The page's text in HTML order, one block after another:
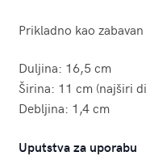
Prikladno kao
Duljina: 16,5 cm
Širina: 11 cm (najširi
Debljina: 1,4 cm
Uputstva za uporabu